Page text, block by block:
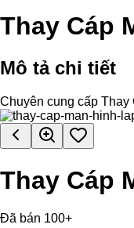
Thay Cáp
Mô tả chi tiết
Chuyên cung cấp Thay
Thay Cáp
Đã bán 100+